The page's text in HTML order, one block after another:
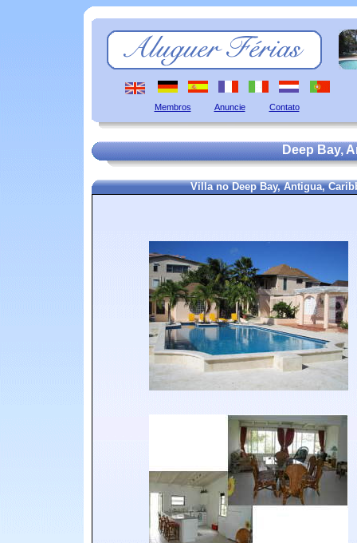
Membros Anuncie Contato
Deep Bay,
Villa no Deep Bay, Antigua,